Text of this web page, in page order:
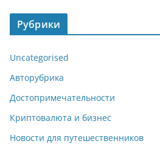
Рубрики
Uncategorised
Авторубрика
Достопримечательности
Криптовалюта и бизнес
Новости для путешественников